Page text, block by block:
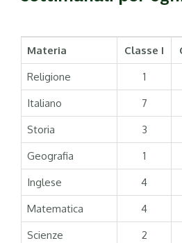
Materia Classe I
Religione
1
Italiano
7
Storia
3
Geografia
1
Inglese
4
Matematica
4
Scienze
2